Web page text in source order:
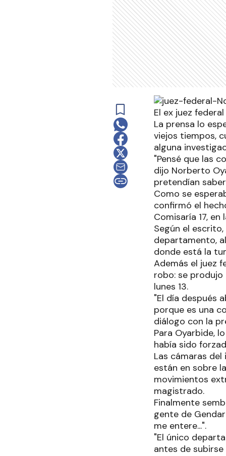
El ex juez
La prensa lo
viejos tiempos,
alguna
"Pensé que las
dijo Norberto
pretendían
Como se
confirmó el
Comisaría 17,
Según el
departamento,
donde está la
Además el juez
robo: se
lunes 13.
"El día después
porque es una
diálogo con la
Para Oyarbide,
había sido
Las cámaras
están en sobre
movimientos
magistrado.
Finalmente
gente de
me entere...".
"El único
antes de